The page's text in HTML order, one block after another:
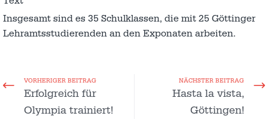
Insgesamt sind es 35 Schulklassen, die mit 25 Göttinger
Lehramtsstudierenden an den Exponaten arbeiten.
VORHERIGER BEITRAG
Erfolgreich für
Olympia trainiert!
NÄCHSTER BEITRAG
Hasta la vista,
Göttingen!